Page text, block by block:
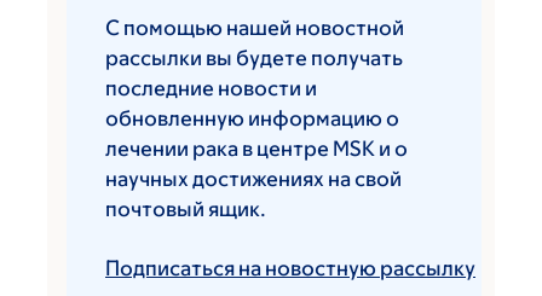
С помощью нашей новостной
рассылки вы будете получать
последние новости и
обновленную информацию о
лечении рака в центре MSK и о
научных достижениях на свой
почтовый ящик.
Подписаться на новостную рассылку